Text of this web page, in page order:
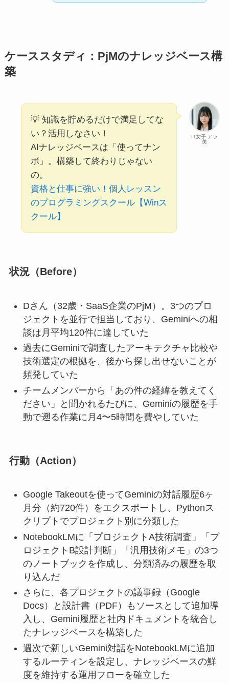
ケーススタディ：PjMのナレッジベース構
築
IT女子 アラ
美
💡 知識を貯めるだけで満足してな
い？活用しなさい！
AIナレッジベースは「使ってナン
ボ」。構築して終わりじゃない
の。
資格と仕事に強い！個人レッスン
のプログラミングスクール【Winス
クール】
状況（Before）
Dさん（32歳・SaaS企業のPjM）。3つのプロ
ジェクトを並行で担当しており、Geminiへの相
談は月平均120件に達していた
過去にGeminiで調査したアーキテクチャ比較や
技術選定の根拠を、後から探し出せないことが
頻発していた
チームメンバーから「あの件の経緯を教えてく
ださい」と聞かれるたびに、Geminiの履歴を手
動で遡る作業に月4〜5時間を費やしていた
行動（Action）
Google Takeoutを使ってGeminiの対話履歴6ヶ
月分（約720件）をエクスポートし、Pythonス
クリプトでプロジェクト別に分類した
NotebookLMに「プロジェクトA技術調査」「プ
ロジェクトB設計判断」「汎用技術メモ」の3つ
のノートブックを作成し、分類済みの履歴を取
り込んだ
さらに、各プロジェクトの議事録（Google
Docs）と設計書（PDF）もソースとして追加導
入し、Gemini履歴と社内ドキュメントを統合し
たナレッジベースを構築した
週次で新しいGemini対話をNotebookLMに追加
するルーティンを設定し、ナレッジベースの鮮
度を維持する運用フローを確立した